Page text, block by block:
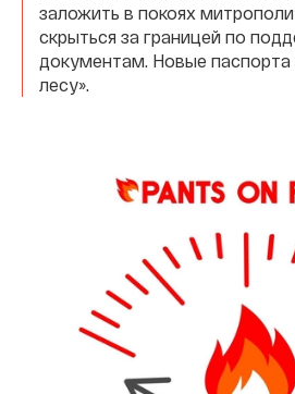
заложить в покоях
скрыться за границей по
документам. Новые
лесу».